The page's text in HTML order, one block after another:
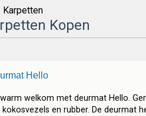
Kopen
Hello
welkom met deurmat Hello.
kokosvezels en rubber. De deurmat